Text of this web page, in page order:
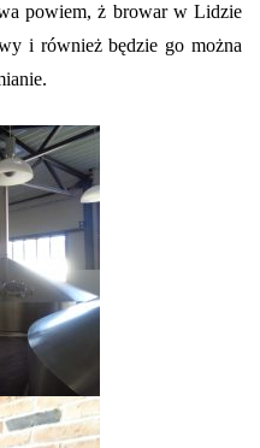
powiem, ż browar w Lidzie
i również będzie go można